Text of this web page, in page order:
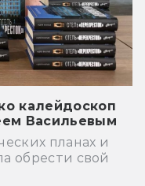
калейдоскоп
Васильевым
планах и
обрести свой